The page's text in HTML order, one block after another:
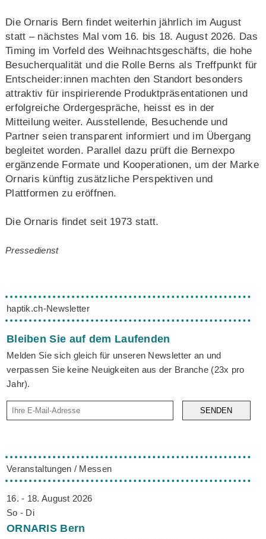
Die Ornaris Bern findet weiterhin jährlich im August
statt – nächstes Mal vom 16. bis 18. August 2026. Das
Timing im Vorfeld des Weihnachtsgeschäfts, die hohe
Besucherqualität und die Rolle Berns als Treffpunkt für
Entscheider:innen machten den Standort besonders
attraktiv für inspirierende Produktpräsentationen und
erfolgreiche Ordergespräche, heisst es in der
Mitteilung weiter. Ausstellende, Besuchende und
Partner seien transparent informiert und im Übergang
begleitet worden. Parallel dazu prüft die Bernexpo
ergänzende Formate und Kooperationen, um der Marke
Ornaris künftig zusätzliche Perspektiven und
Plattformen zu eröffnen.
Die Ornaris findet seit 1973 statt.
Pressedienst
haptik.ch-Newsletter
Bleiben Sie auf dem Laufenden
Melden Sie sich gleich für unseren Newsletter an und
verpassen Sie keine Neuigkeiten aus der Branche (23x pro
Jahr).
SENDEN
Veranstaltungen / Messen
16. - 18. August 2026
So - Di
ORNARIS Bern